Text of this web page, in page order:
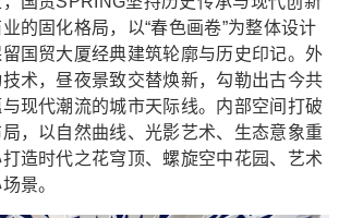
的固化格局，以“春色画卷”为整体设计
国贸大厦经典建筑轮廓与历史印记。外
术，昼夜景致交替焕新，勾勒出古今共
现代潮流的城市天际线。内部空间打破
，以自然曲线、光影艺术、生态意象重
造时代之花穹顶、螺旋空中花园、艺术
景。